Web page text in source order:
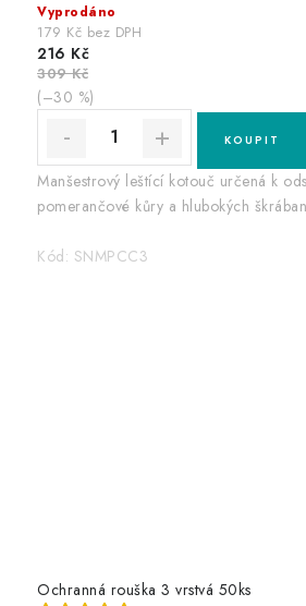
Vyprodáno
179 Kč bez DPH
216 Kč
309 Kč
(–30 %)
Manšestrový leštící kotouč určená k
pomerančové kůry a hlubokých
Kód: SNMPCC3
Ochranná rouška 3 vrstvá 50ks